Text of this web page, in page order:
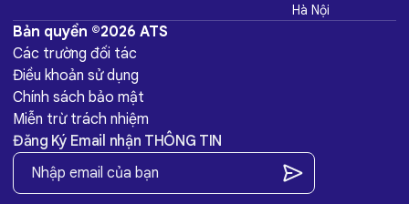
Hà Nội
Bản quyền ©2026 ATS
Các trường đối tác
Điều khoản sử dụng
Chính sách bảo mật
Miễn trừ trách nhiệm
Đăng Ký Email nhận THÔNG TIN